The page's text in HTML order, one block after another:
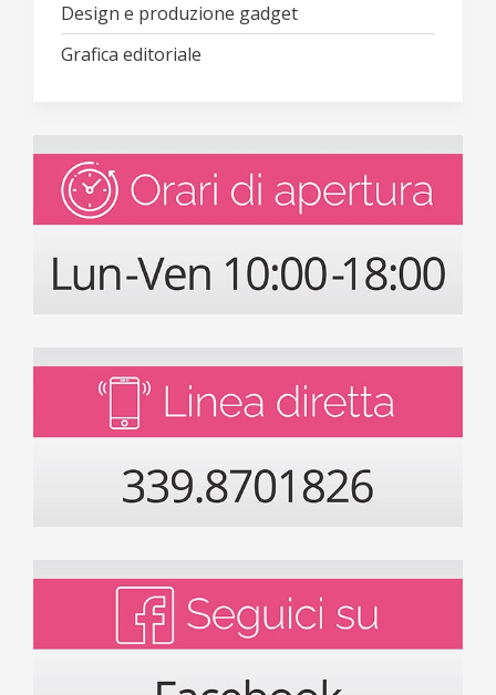
Design e produzione gadget
Grafica editoriale